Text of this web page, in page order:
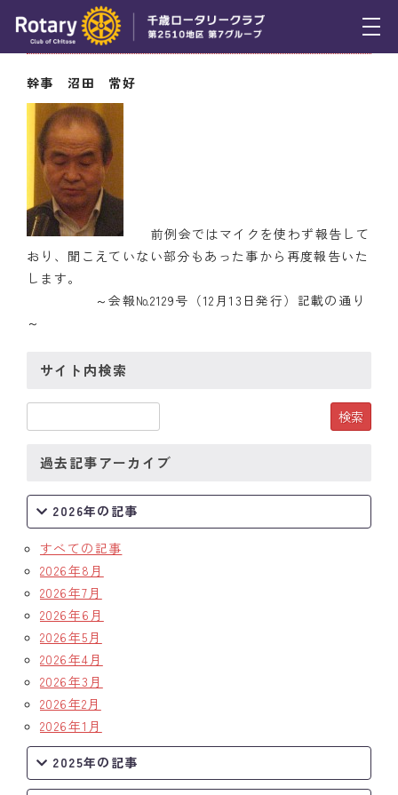
トピックス
例会報告
活動報告
理事会報告
スケジュール
年間プログラム
クラブの歴史
歴代会長・幹事
記念誌
案内
例会場・事務局の案内
リンク集
情報公開
入会のご案内
12月13日（木） 幹事報告
幹事 沼田 常好
前例会ではマイクを使わず報告して
おり、聞こえていない部分もあった事から再度報告いた
します。
～会報№2129号（12月13日発行）記載の通り
～
サイト内検索
過去記事アーカイブ
2026年の記事
すべての記事
2026年8月
2026年7月
2026年6月
2026年5月
2026年4月
2026年3月
2026年2月
2026年1月
2025年の記事